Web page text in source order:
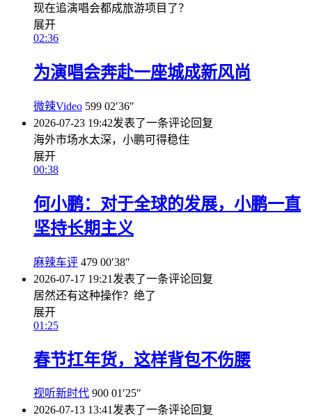
现在追演唱会都成旅游项目了？
展开
02:36
为演唱会奔赴一座城成新风尚
微辣Video 599 02′36″
2026-07-23 19:42发表了一条评论回复
海外市场水太深，小鹏可得稳住
展开
00:38
何小鹏：对于全球的发展，小鹏一直
坚持长期主义
麻辣车评 479 00′38″
2026-07-17 19:21 发表了一条评论回复
居然还有这种操作？绝了
展开
01:25
春节扛年货，这样背包不伤腰
视听新时代 900 01′25″
2026-07-13 13:41发表了一条评论回复